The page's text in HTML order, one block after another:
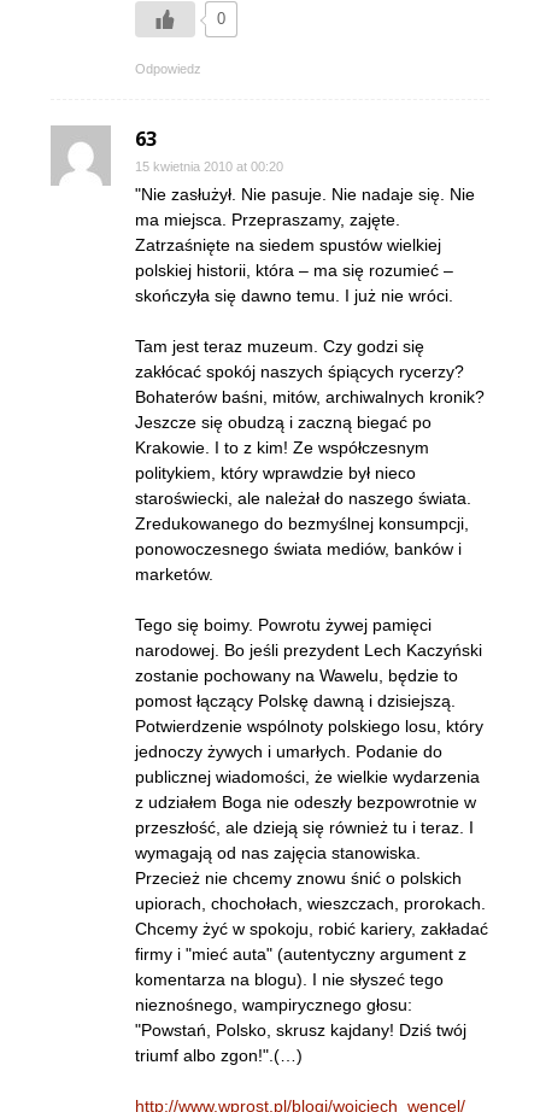
0
Odpowiedz
63
15 kwietnia 2010 at 00:20
"Nie zasłużył. Nie pasuje. Nie nadaje się. Nie
ma miejsca. Przepraszamy, zajęte.
Zatrzaśnięte na siedem spustów wielkiej
polskiej historii, która – ma się rozumieć –
skończyła się dawno temu. I już nie wróci.
Tam jest teraz muzeum. Czy godzi się
zakłócać spokój naszych śpiących rycerzy?
Bohaterów baśni, mitów, archiwalnych kronik?
Jeszcze się obudzą i zaczną biegać po
Krakowie. I to z kim! Ze współczesnym
politykiem, który wprawdzie był nieco
staroświecki, ale należał do naszego świata.
Zredukowanego do bezmyślnej konsumpcji,
ponowoczesnego świata mediów, banków i
marketów.
Tego się boimy. Powrotu żywej pamięci
narodowej. Bo jeśli prezydent Lech Kaczyński
zostanie pochowany na Wawelu, będzie to
pomost łączący Polskę dawną i dzisiejszą.
Potwierdzenie wspólnoty polskiego losu, który
jednoczy żywych i umarłych. Podanie do
publicznej wiadomości, że wielkie wydarzenia
z udziałem Boga nie odeszły bezpowrotnie w
przeszłość, ale dzieją się również tu i teraz. I
wymagają od nas zajęcia stanowiska.
Przecież nie chcemy znowu śnić o polskich
upiorach, chochołach, wieszczach, prorokach.
Chcemy żyć w spokoju, robić kariery, zakładać
firmy i "mieć auta" (autentyczny argument z
komentarza na blogu). I nie słyszeć tego
nieznośnego, wampirycznego głosu:
"Powstań, Polsko, skrusz kajdany! Dziś twój
triumf albo zgon!".(…)
http://www.wprost.pl/blogi/wojciech_wencel/